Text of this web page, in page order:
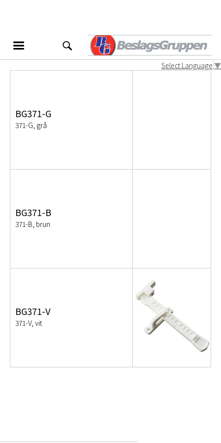
Select Language ▼
Produktvarianter
BG371-G
371-G, grå
BG371-B
371-B, brun
BG371-V
371-V, vit